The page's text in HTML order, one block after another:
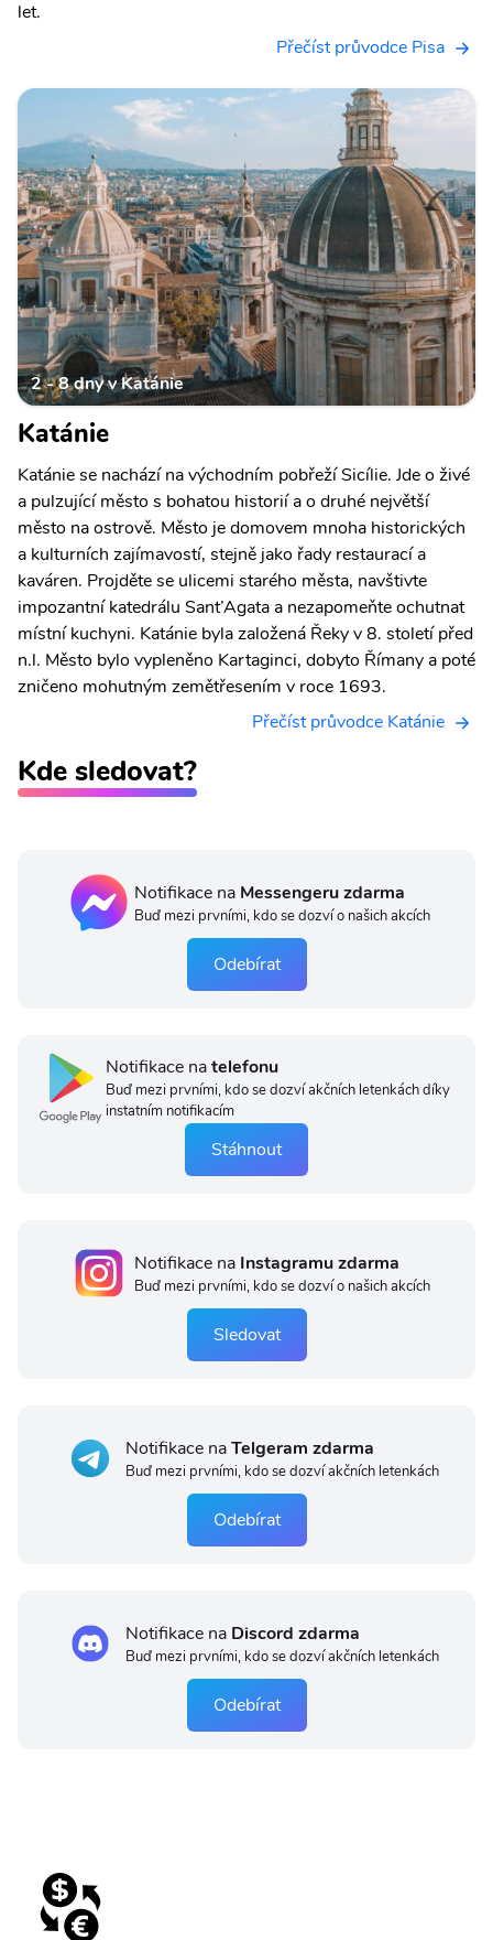
let.
Přečíst průvodce Pisa
2 - 8 dny v Katánie
Katánie
Katánie se nachází na východním pobřeží Sicílie. Jde o živé
a pulzující město s bohatou historií a o druhé největší
město na ostrově. Město je domovem mnoha historických
a kulturních zajímavostí, stejně jako řady restaurací a
kaváren. Projděte se ulicemi starého města, navštivte
impozantní katedrálu Sant’Agata a nezapomeňte ochutnat
místní kuchyni. Katánie byla založená Řeky v 8. století před
n.l. Město bylo vypleněno Kartaginci, dobyto Římany a poté
zničeno mohutným zemětřesením v roce 1693.
Přečíst průvodce Katánie
Kde sledovat?
Notifikace na Messengeru zdarma
Buď mezi prvními, kdo se dozví o našich akcích
Odebírat
Notifikace natelefonu
Buď mezi prvními, kdo se dozví akčních letenkách díky
instatním notifikacím
Stáhnout
Notifikace na Instagramu zdarma
Buď mezi prvními, kdo se dozví o našich akcích
Sledovat
Notifikace naTelgeram zdarma
Buď mezi prvními, kdo se dozví akčních letenkách
Odebírat
Notifikace na Discord zdarma
Buď mezi prvními, kdo se dozví akčních letenkách
Odebírat